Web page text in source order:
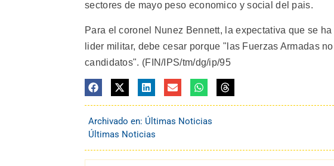
sectores de mayo peso economico y social del pais.
Para el coronel Nunez Bennett, la expectativa que se
lider militar, debe cesar porque "las Fuerzas Armadas
candidatos". (FIN/IPS/tm/dg/ip/95
Archivado en: Últimas Noticias
Últimas Noticias